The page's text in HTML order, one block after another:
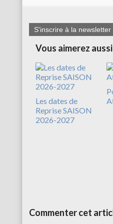
S'inscrire à la newsletter
Vous aimerez aussi
Les dates de
Reprise SAISON
2026-2027
Commenter cet